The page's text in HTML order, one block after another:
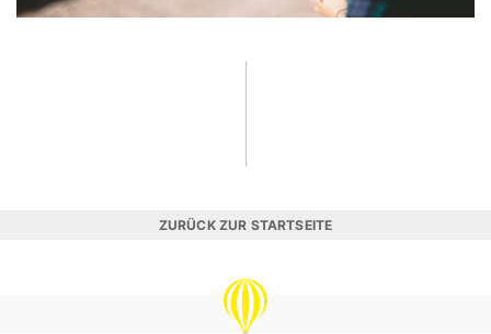
ZURÜCK ZUR STARTSEITE
REISEVERGNÜGEN